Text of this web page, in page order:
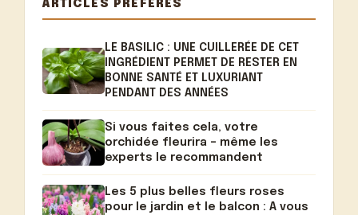
ARTICLES PRÉFÉRÉS
LE BASILIC : UNE CUILLERÉE DE CET
INGRÉDIENT PERMET DE RESTER EN
BONNE SANTÉ ET LUXURIANT
PENDANT DES ANNÉES
Si vous faites cela, votre
orchidée fleurira – même les
experts le recommandent
Les 5 plus belles fleurs roses
pour le jardin et le balcon : A vous